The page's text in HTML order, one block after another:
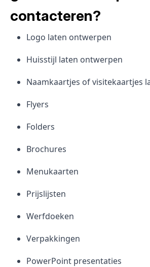
contacteren?
Logo laten ontwerpen
Huisstijl laten ontwerpen
Naamkaartjes of visitekaartjes
Flyers
Folders
Brochures
Menukaarten
Prijslijsten
Werfdoeken
Verpakkingen
PowerPoint presentaties